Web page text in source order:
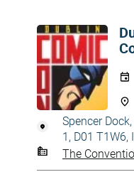
Spencer
1, D01 T1W6,
The